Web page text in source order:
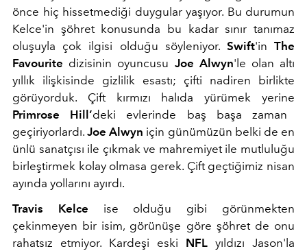
önce hiç hissetmediği duygular yaşıyor. Bu durumun
Kelce'in şöhret konusunda bu kadar sınır tanımaz
oluşuyla çok ilgisi olduğu söyleniyor. Swift'inThe
Favourite dizisinin oyuncusu Joe Alwyn'le olan altı
yıllık ilişkisinde gizlilik esastı; çifti nadiren birlikte
görüyorduk. Çift kırmızı halıda yürümek yerine
Primrose Hill’deki evlerinde baş başa zaman
geçiriyorlardı.Joe Alwyn için günümüzün belki de en
ünlü sanatçısı ile çıkmak ve mahremiyet ile mutluluğu
birleştirmek kolay olmasa gerek. Çift geçtiğimiz nisan
ayında yollarını ayırdı.
Travis Kelce ise olduğu gibi görünmekten
çekinmeyen bir isim, görünüşe göre şöhret de onu
rahatsız etmiyor. Kardeşi eski NFL yıldızı Jason'la